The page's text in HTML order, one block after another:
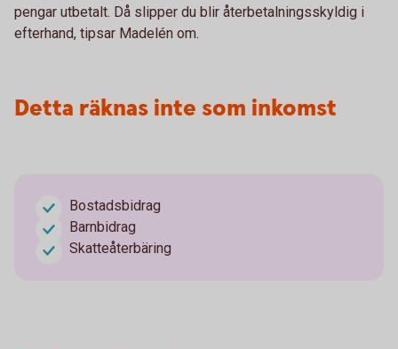
pengar utbetalt. Då slipper du blir återbetalningsskyldig i
efterhand, tipsar Madelén om.
Detta räknas inte som inkomst
Bostadsbidrag
Barnbidrag
Skatteåterbäring